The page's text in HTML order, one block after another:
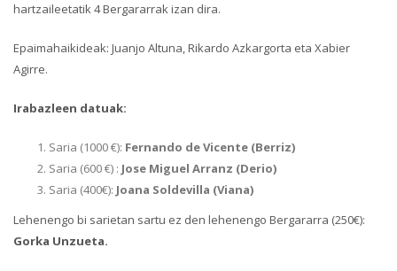
hartzaileetatik 4 Bergararrak izan dira.
Epaimahaikideak: Juanjo Altuna, Rikardo Azkargorta eta Xabier
Agirre.
Irabazleen datuak:
Saria (1000 €): Fernando de Vicente (Berriz)
Saria (600 €) : Jose Miguel Arranz (Derio)
Saria (400€): Joana Soldevilla (Viana)
Lehenengo bi sarietan sartu ez den lehenengo Bergararra (250€):
Gorka Unzueta.